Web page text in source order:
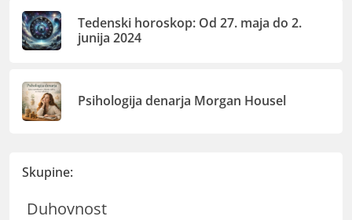
Tedenski horoskop: Od 27. maja do 2.
junija 2024
Psihologija denarja Morgan Housel
Skupine:
Duhovnost